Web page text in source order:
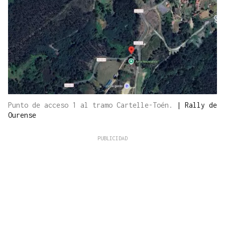
Punto de acceso 1 al tramo Cartelle-Toén. | Rally de
Ourense